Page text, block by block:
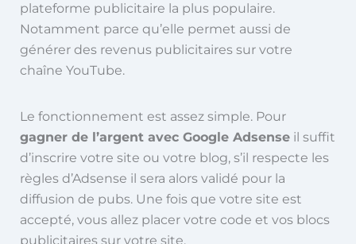
plateforme publicitaire la plus populaire.
Notamment parce qu’elle permet aussi de
générer des revenus publicitaires sur votre
chaîne YouTube.
Le fonctionnement est assez simple. Pour
gagner de l’argent avec Google Adsenseil suffit
d’inscrire votre site ou votre blog, s’il respecte les
règles d’Adsense il sera alors validé pour la
diffusion de pubs. Une fois que votre site est
accepté, vous allez placer votre code et vos blocs
publicitaires sur votre site.